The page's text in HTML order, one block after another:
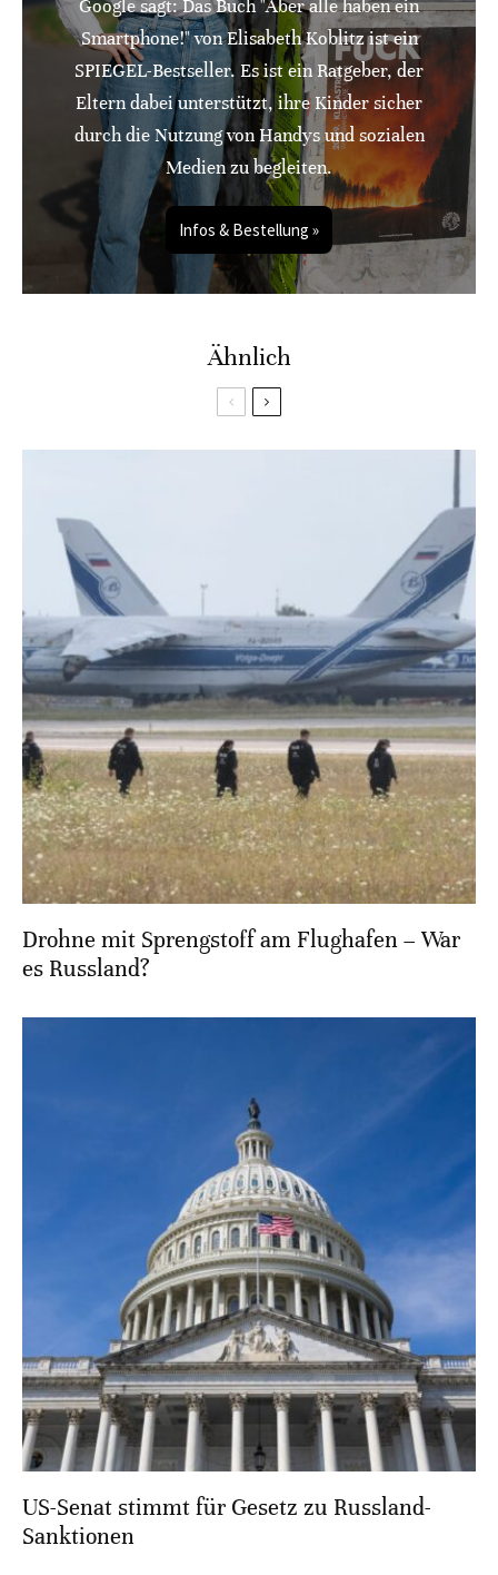
Google sagt: Das Buch "Aber alle haben ein
Smartphone!" von Elisabeth Koblitz ist ein
SPIEGEL-Bestseller. Es ist ein Ratgeber, der
Eltern dabei unterstützt, ihre Kinder sicher
durch die Nutzung von Handys und sozialen
Medien zu begleiten.
Infos & Bestellung »
Ähnlich
Drohne mit Sprengstoff am Flughafen – War
es Russland?
US-Senat stimmt für Gesetz zu Russland-
Sanktionen